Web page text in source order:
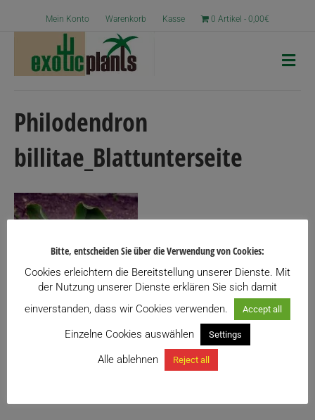
Mein Konto Warenkorb Kasse 0 Artikel 0,00€
N
a
Philodendron
billitae_Blattunterseite
Bitte, entscheiden Sie über die Verwendung von Cookies:
Cookies erleichtern die Bereitstellung unserer Dienste. Mit
der Nutzung unserer Dienste erklären Sie sich damit
einverstanden, dass wir Cookies verwenden.
Accept all
Einzelne Cookies auswählen Settings
Alle ablehnen Reject all